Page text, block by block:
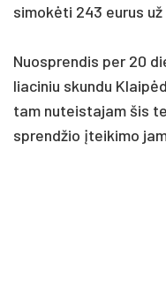
si­mokė­ti 243 eu­rus
Nuosp­ren­dis per 20
lia­ci­niu skun­du
tam nu­teis­ta­jam šis
sprend­žio įtei­ki­mo